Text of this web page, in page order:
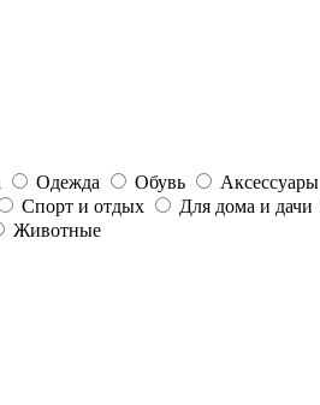
Одежда Обувь Аксессуары
Спорт и отдых Для дома и дачи
Животные